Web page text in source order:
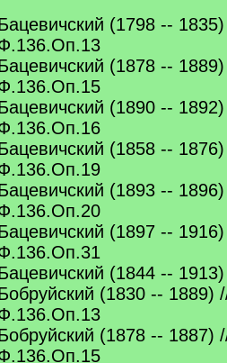
(1798 --
(1878 --
(1890 --
(1858 --
(1893 --
(1897 --
(1844 --
(1830 --
(1878 --